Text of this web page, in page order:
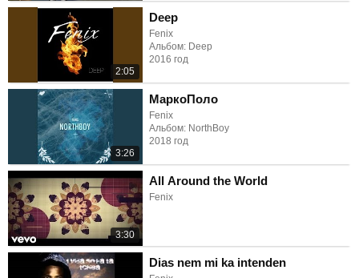
2:05
Deep
Fenix
Альбом: Deep
2016 год
3:26
МаркоПоло
Fenix
Альбом: NorthBoy
2018 год
3:30
All Around the World
Fenix
Dias nem mi ka intenden